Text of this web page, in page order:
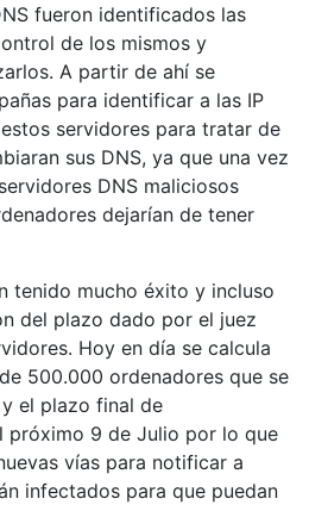
fueron identificados las
de los mismos y
A partir de ahí se
para identificar a las IP
servidores para tratar de
sus DNS, ya que una vez
DNS maliciosos
dejarían de tener
tenido mucho éxito y incluso
del plazo dado por el juez
Hoy en día se calcula
500.000 ordenadores que se
el plazo final de
próximo 9 de Julio por lo que
vías para notificar a
infectados para que puedan